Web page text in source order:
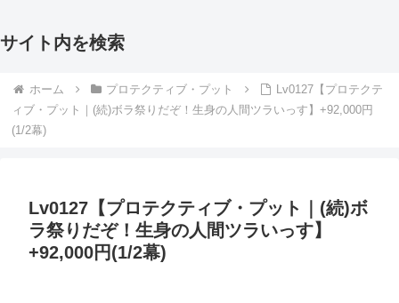
サイト内を検索
ホーム プロテクティブ・プット
Lv0127【プロテクテ
ィブ・プット｜(続)ボラ祭りだぞ！生身の人間ツラいっす】+92,000円
(1/2幕)
Lv0127【プロテクティブ・プット｜(続)ボ
ラ祭りだぞ！生身の人間ツラいっす】
+92,000円(1/2幕)